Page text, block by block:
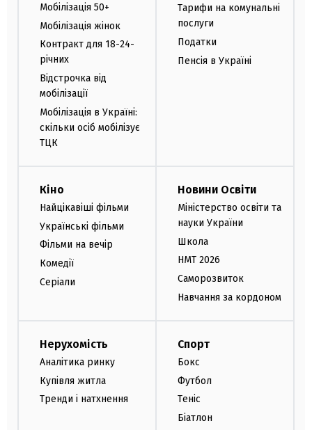
Мобілізація 50+
Мобілізація жінок
Контракт для 18-24-
річних
Відстрочка від
мобілізації
Мобілізація в Україні:
скільки осіб мобілізує
ТЦК
Тарифи на комунальні
послуги
Податки
Пенсія в Україні
Кіно
Найцікавіші фільми
Українські фільми
Фільми на вечір
Комедії
Серіали
Новини Освіти
Міністерство освіти та
науки України
Школа
НМТ 2026
Саморозвиток
Навчання за кордоном
Нерухомість
Аналітика ринку
Купівля житла
Тренди і натхнення
Спорт
Бокс
Футбол
Теніс
Біатлон